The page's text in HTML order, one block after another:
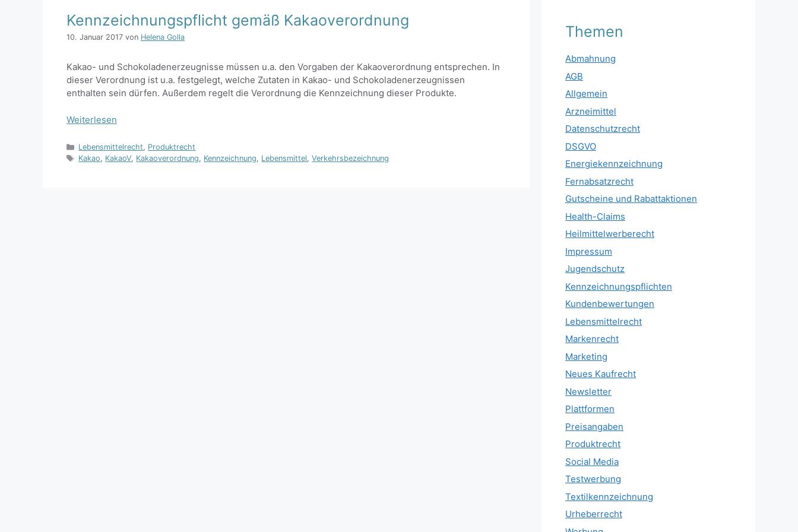
Kennzeichnungspflicht gemäß Kakaoverordnung
10. Januar 2017 von Helena Golla
Kakao- und Schokoladenerzeugnisse müssen u.a. den Vorgaben der Kakaoverordnung entsprechen. In
dieser Verordnung ist u.a. festgelegt, welche Zutaten in Kakao- und Schokoladenerzeugnissen
enthalten sein dürfen. Außerdem regelt die Verordnung die Kennzeichnung dieser Produkte.
Weiterlesen
Kategorien
Lebensmittelrecht, Produktrecht
Schlagwörter
Kakao, KakaoV, Kakaoverordnung, Kennzeichnung, Lebensmittel,Verkehrsbezeichnung
Themen
Abmahnung
AGB
Allgemein
Arzneimittel
Datenschutzrecht
DSGVO
Energiekennzeichnung
Fernabsatzrecht
Gutscheine und Rabattaktionen
Health-Claims
Heilmittelwerberecht
Impressum
Jugendschutz
Kennzeichnungspflichten
Kundenbewertungen
Lebensmittelrecht
Markenrecht
Marketing
Neues Kaufrecht
Newsletter
Plattformen
Preisangaben
Produktrecht
Social Media
Testwerbung
Textilkennzeichnung
Urheberrecht